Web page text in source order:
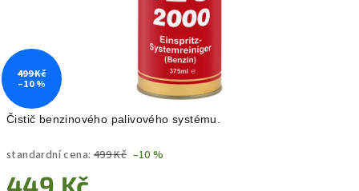
Čistič benzinového palivového systému.
standardní cena: 499 Kč –10 %
449 Kč
499 Kč
–10 %